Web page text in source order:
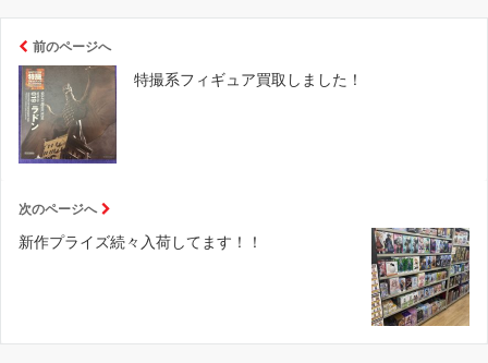
前のページへ
特撮系フィギュア買取しました！
次のページへ
新作プライズ続々入荷してます！！